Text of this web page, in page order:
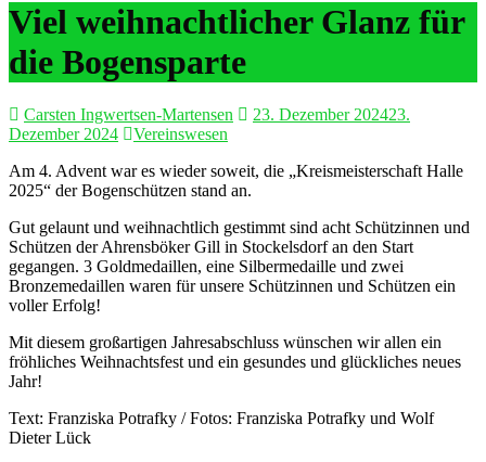
Viel weihnachtlicher Glanz für
die Bogensparte
Carsten Ingwertsen-Martensen 23. Dezember 202423.
Dezember 2024
Vereinswesen
Am 4. Advent war es wieder soweit, die „Kreismeisterschaft Halle
2025“ der Bogenschützen stand an.
Gut gelaunt und weihnachtlich gestimmt sind acht Schützinnen und
Schützen der Ahrensböker Gill in Stockelsdorf an den Start
gegangen. 3 Goldmedaillen, eine Silbermedaille und zwei
Bronzemedaillen waren für unsere Schützinnen und Schützen ein
voller Erfolg!
Mit diesem großartigen Jahresabschluss wünschen wir allen ein
fröhliches Weihnachtsfest und ein gesundes und glückliches neues
Jahr!
Text: Franziska Potrafky / Fotos: Franziska Potrafky und Wolf
Dieter Lück